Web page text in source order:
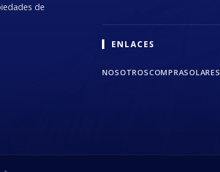
de
ENLACES
NOSOTROSCOMPRASOLARES